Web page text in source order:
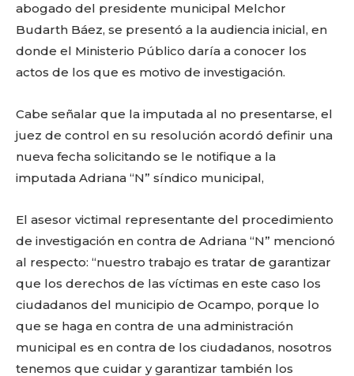
abogado del presidente municipal Melchor
Budarth Báez, se presentó a la audiencia inicial, en
donde el Ministerio Público daría a conocer los
actos de los que es motivo de investigación.
Cabe señalar que la imputada al no presentarse, el
juez de control en su resolución acordó definir una
nueva fecha solicitando se le notifique a la
imputada Adriana “N” síndico municipal,
El asesor victimal representante del procedimiento
de investigación en contra de Adriana “N” mencionó
al respecto: “nuestro trabajo es tratar de garantizar
que los derechos de las víctimas en este caso los
ciudadanos del municipio de Ocampo, porque lo
que se haga en contra de una administración
municipal es en contra de los ciudadanos, nosotros
tenemos que cuidar y garantizar también los